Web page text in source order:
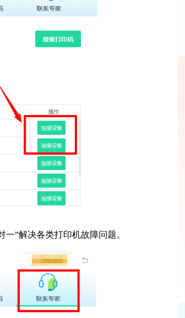
”解决各类打印机故障问题。